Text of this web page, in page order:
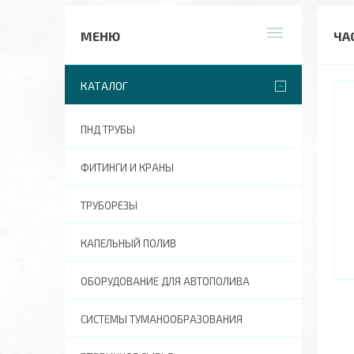
КАТАЛОГ
ПНД ТРУБЫ
ФИТИНГИ И КРАНЫ
ТРУБОРЕЗЫ
КАПЕЛЬНЫЙ ПОЛИВ
ОБОРУДОВАНИЕ ДЛЯ АВТОПОЛИВА
СИСТЕМЫ ТУМАНООБРАЗОВАНИЯ